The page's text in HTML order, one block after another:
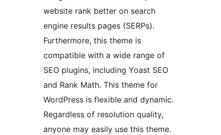
website rank better on search
engine results pages (SERPs).
Furthermore, this theme is
compatible with a wide range of
SEO plugins, including Yoast SEO
and Rank Math. This theme for
WordPress is flexible and dynamic.
Regardless of resolution quality,
anyone may easily use this theme.